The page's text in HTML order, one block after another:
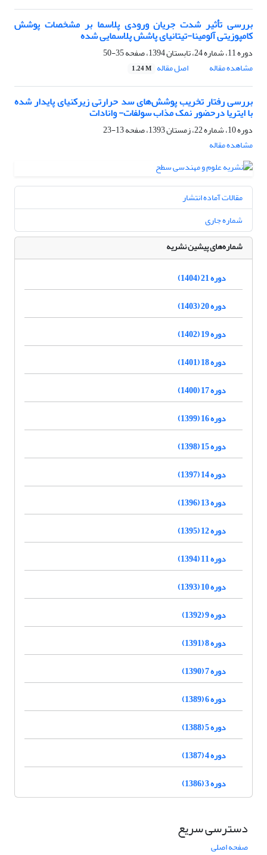
بررسی تأثیر شدت جریان ورودی پلاسما بر مشخصات پوشش‌
کامپوزیتی آلومینا-تیتانیای پاشش پلاسمایی شده
دوره 11، شماره 24، تابستان 1394، صفحه
35-50
مشاهده مقاله
اصل مقاله 1.24 M
بررسی رفتار تخریب پوشش‌های‌ سد حرارتی زیرکنیای پایدار شده
با ایتریا درحضور نمک مذاب سولفات- وانادات
دوره 10، شماره 22، زمستان 1393، صفحه
13-23
مشاهده مقاله
مقالات آماده انتشار
شماره جاری
شماره‌های پیشین نشریه
دوره 21 (1404)
دوره 20 (1403)
دوره 19 (1402)
دوره 18 (1401)
دوره 17 (1400)
دوره 16 (1399)
دوره 15 (1398)
دوره 14 (1397)
دوره 13 (1396)
دوره 12 (1395)
دوره 11 (1394)
دوره 10 (1393)
دوره 9 (1392)
دوره 8 (1391)
دوره 7 (1390)
دوره 6 (1389)
دوره 5 (1388)
دوره 4 (1387)
دوره 3 (1386)
دسترسی سریع
صفحه اصلی